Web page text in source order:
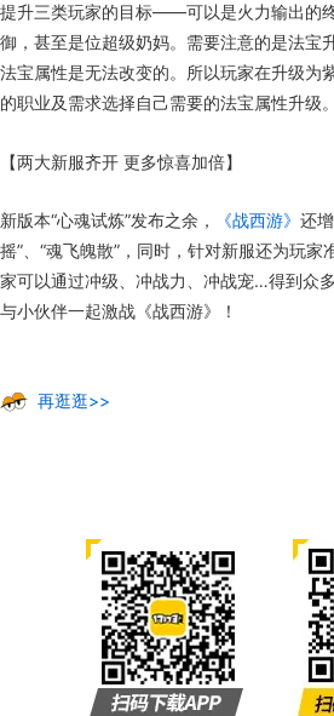
提升三类玩家的目标——可以是火力输出的
御，甚至是位超级奶妈。需要注意的是法宝
法宝属性是无法改变的。所以玩家在升级为
的职业及需求选择自己需要的法宝属性升级。
【两大新服齐开 更多惊喜加倍】
新版本“心魂试炼”发布之余， 《战西游》 还
摇”、“魂飞魄散”，同时，针对新服还为玩
家可以通过冲级、冲战力、冲战宠…得到众
与小伙伴一起激战《战西游》！
再逛逛>>